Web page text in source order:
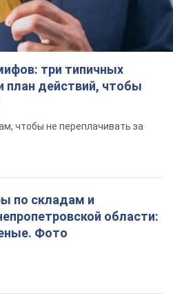
три типичных
план действий, чтобы
чтобы не переплачивать за
по складам и
области:
Фото